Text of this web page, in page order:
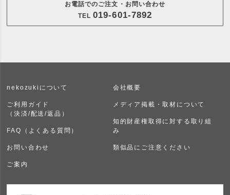
お電話でのご注文・お問い合わせ
TEL 019-601-7892
nekozukiについて
ご利用ガイド
（決済/配送/返品）
FAQ（よくある質問）
お問い合わせ
ご案内
会社概要
メディア掲載・取材について
知的財産権取得に対する取り組
み
類似品にご注意ください